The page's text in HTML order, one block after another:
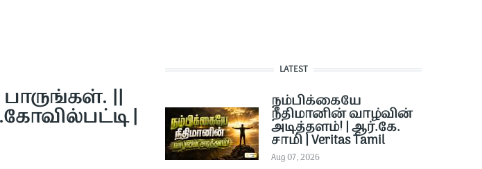
||
|
LATEST
நம்பிக்கையே
நீதிமானின் வாழ்வின்
அடித்தளம்! | ஆர்.கே.
சாமி | Veritas Tamil
Aug 07, 2026